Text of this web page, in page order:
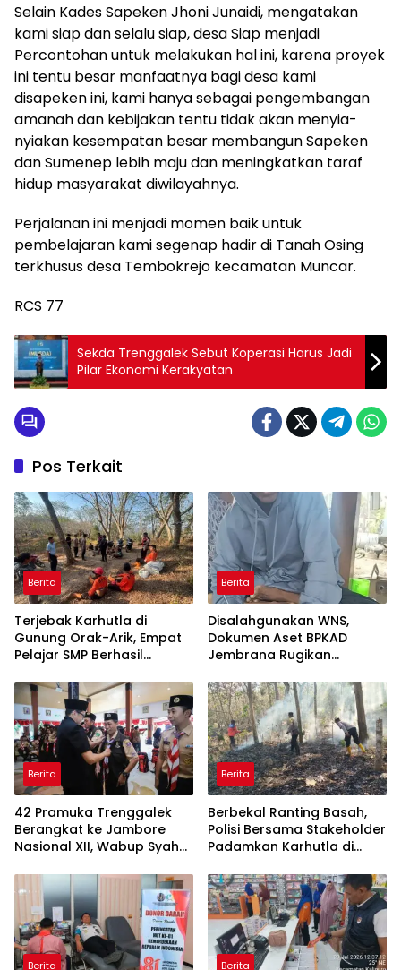
Selain Kades Sapeken Jhoni Junaidi, mengatakan
kami siap dan selalu siap, desa Siap menjadi
Percontohan untuk melakukan hal ini, karena proyek
ini tentu besar manfaatnya bagi desa kami
disapeken ini, kami hanya sebagai pengembangan
amanah dan kebijakan tentu tidak akan menyia-
nyiakan kesempatan besar membangun Sapeken
dan Sumenep lebih maju dan meningkatkan taraf
hidup masyarakat diwilayahnya.
Perjalanan ini menjadi momen baik untuk
pembelajaran kami segenap hadir di Tanah Osing
terkhusus desa Tembokrejo kecamatan Muncar.
RCS 77
Sekda Trenggalek Sebut Koperasi Harus Jadi
Pilar Ekonomi Kerakyatan
Pos Terkait
Berita
Terjebak Karhutla di
Gunung Orak-Arik, Empat
Pelajar SMP Berhasil
Berita
Disalahgunakan WNS,
Dokumen Aset BPKAD
Jembrana Rugikan
Berita
42 Pramuka Trenggalek
Berangkat ke Jambore
Nasional XII, Wabup Syah
Daerah
Berita
Berbekal Ranting Basah,
Polisi Bersama Stakeholder
Padamkan Karhutla di
Trenggalek
Berita Berita